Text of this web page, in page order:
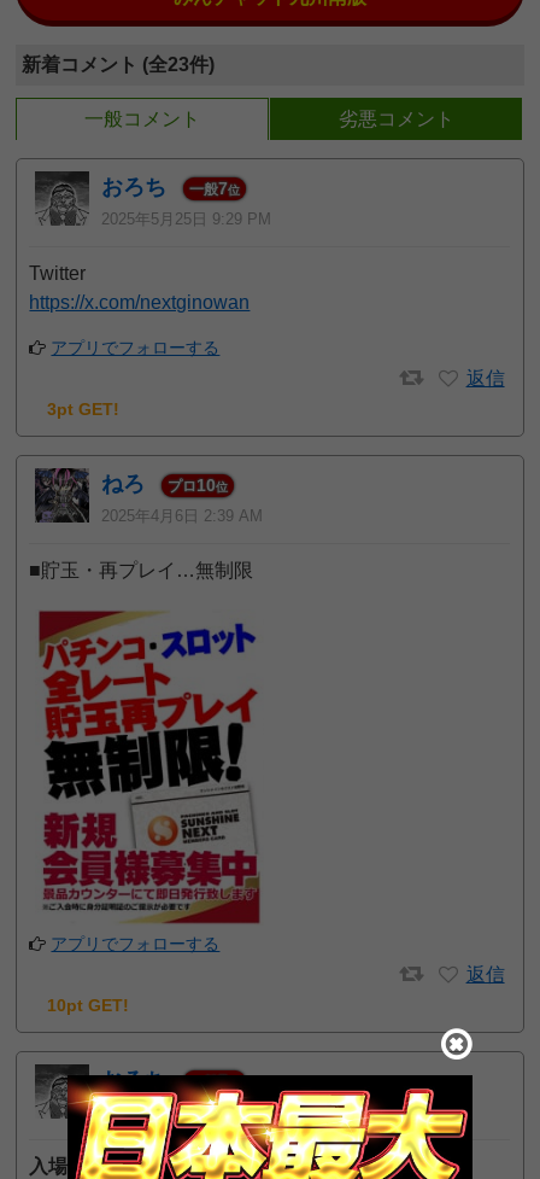
新着コメント (全23件)
一般コメント 劣悪コメント
おろち 一般7位
2025年5月25日 9:29 PM
Twitter
https://x.com/nextginowan
アプリでフォローする
返信
3pt GET!
ねろ プロ10位
2025年4月6日 2:39 AM
■貯玉・再プレイ…無制限
アプリでフォローする
返信
10pt GET!
おろち 一般7位
2024年3月6日 12:44 AM
入場方法